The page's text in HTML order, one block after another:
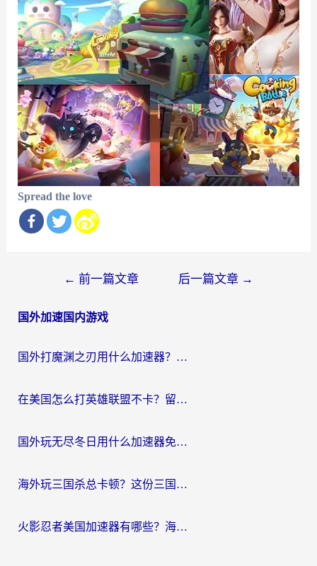
Spread the love
导
← 前一篇文章 后一篇文章 →
国外加速国内游戏
国外打魔渊之刃用什么加速器？2026海外玩家国服游戏加速全攻略（附闪耀暖暖&复苏的魔女避坑指南）
在美国怎么打英雄联盟不卡？留学生亲测的国服游戏加速全攻略
国外玩无尽冬日用什么加速器免费？海外党国服游戏加速避坑指南
海外玩三国杀总卡顿？这份三国杀游戏加速器指南帮你告别延迟烦恼
火影忍者美国加速器有哪些？海外党亲测的国服游戏加速全攻略（含菲律宾玩三国之刃守望黎明技巧）